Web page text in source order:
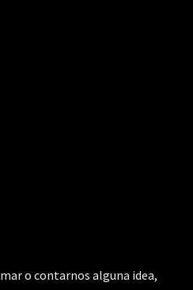
o contarnos alguna idea,